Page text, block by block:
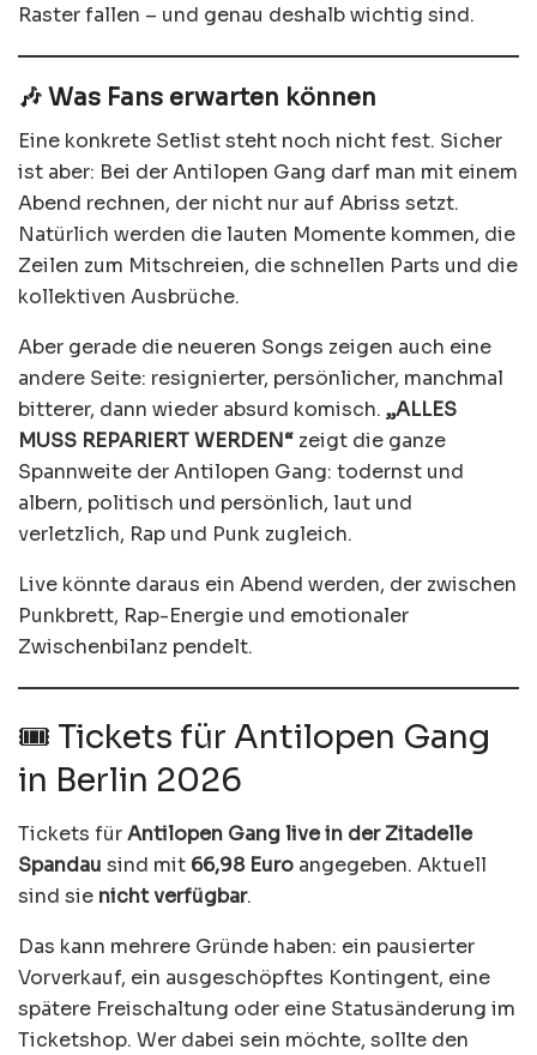
Raster fallen – und genau deshalb wichtig sind.
🎶 Was Fans erwarten können
Eine konkrete Setlist steht noch nicht fest. Sicher
ist aber: Bei der Antilopen Gang darf man mit einem
Abend rechnen, der nicht nur auf Abriss setzt.
Natürlich werden die lauten Momente kommen, die
Zeilen zum Mitschreien, die schnellen Parts und die
kollektiven Ausbrüche.
Aber gerade die neueren Songs zeigen auch eine
andere Seite: resignierter, persönlicher, manchmal
bitterer, dann wieder absurd komisch. „ALLES
MUSS REPARIERT WERDEN“ zeigt die ganze
Spannweite der Antilopen Gang: todernst und
albern, politisch und persönlich, laut und
verletzlich, Rap und Punk zugleich.
Live könnte daraus ein Abend werden, der zwischen
Punkbrett, Rap-Energie und emotionaler
Zwischenbilanz pendelt.
🎟️ Tickets für Antilopen Gang
in Berlin 2026
Tickets fürAntilopen Gang live in der Zitadelle
Spandau sind mit 66,98 Euro angegeben. Aktuell
sind sie nicht verfügbar.
Das kann mehrere Gründe haben: ein pausierter
Vorverkauf, ein ausgeschöpftes Kontingent, eine
spätere Freischaltung oder eine Statusänderung im
Ticketshop. Wer dabei sein möchte, sollte den